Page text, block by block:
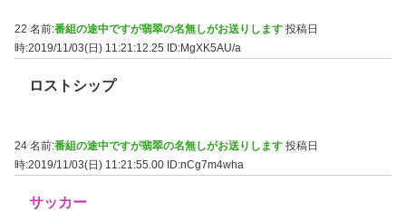
22 名前:番組の途中ですが翡翠の名無しがお送りします 投稿日
時:2019/11/03(日) 11:21:12.25
ID:MgXK5AU/a
ロストシップ
24 名前:番組の途中ですが翡翠の名無しがお送りします 投稿日
時:2019/11/03(日) 11:21:55.00 ID:nCg7m4wha
サッカー